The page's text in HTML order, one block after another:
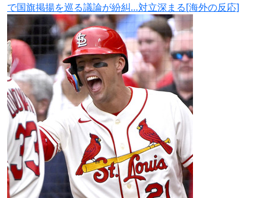
で国旗掲揚を巡る議論が紛糾…対立深まる[海外の反応]